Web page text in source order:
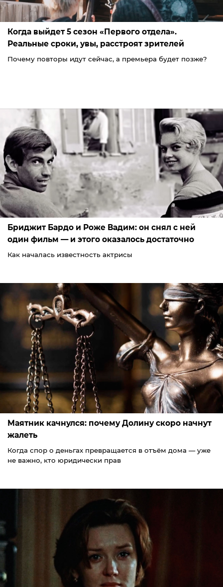
Когда выйдет 5 сезон «Первого отдела».
Реальные сроки, увы, расстроят зрителей
Почему повторы идут сейчас, а премьера будет позже?
Бриджит Бардо и Роже Вадим: он снял с ней
один фильм — и этого оказалось достаточно
Как началась известность актрисы
Маятник качнулся: почему Долину скоро начнут
жалеть
Когда спор о деньгах превращается в отъём дома — уже
не важно, кто юридически прав